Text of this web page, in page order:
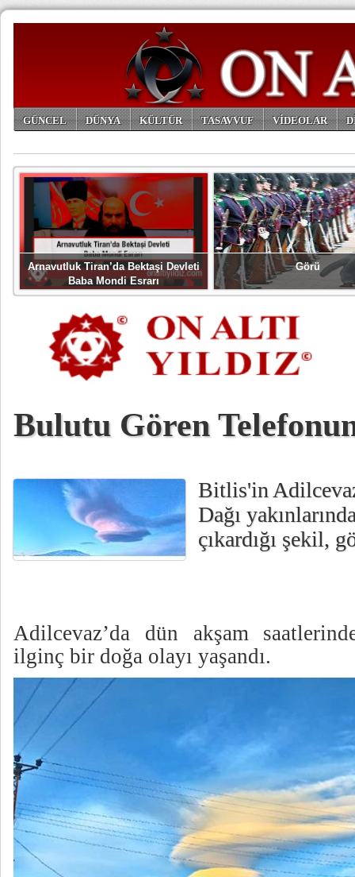
GÜNCEL DÜNYA KÜLTÜR TASAVVUF VİDEOLAR
Arnavutluk Tiran’da Bektaşi Devleti
Baba Mondi Esrarı
Görü
Bulutu Gören
Bitlis'in
Dağı
çıkardığı şekil,
Adilcevaz’da dün akşam
ilginç bir doğa olayı yaşandı.